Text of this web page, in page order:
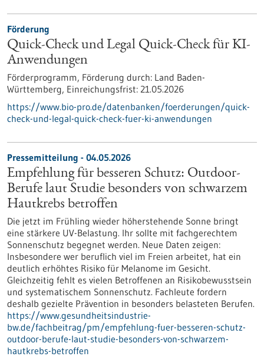
Förderung
Quick-Check und Legal Quick-Check für KI-
Anwendungen
Förderprogramm, Förderung durch: Land Baden-
Württemberg, Einreichungsfrist: 21.05.2026
https://www.bio-pro.de/datenbanken/foerderungen/quick-
check-und-legal-quick-check-fuer-ki-anwendungen
Pressemitteilung - 04.05.2026
Empfehlung für besseren Schutz: Outdoor-
Berufe laut Studie besonders von schwarzem
Hautkrebs betroffen
Die jetzt im Frühling wieder höherstehende Sonne bringt
eine stärkere UV-Belastung. Ihr sollte mit fachgerechtem
Sonnenschutz begegnet werden. Neue Daten zeigen:
Insbesondere wer beruflich viel im Freien arbeitet, hat ein
deutlich erhöhtes Risiko für Melanome im Gesicht.
Gleichzeitig fehlt es vielen Betroffenen an Risikobewusstsein
und systematischem Sonnenschutz. Fachleute fordern
deshalb gezielte Prävention in besonders belasteten Berufen.
https://www.gesundheitsindustrie-
bw.de/fachbeitrag/pm/empfehlung-fuer-besseren-schutz-
outdoor-berufe-laut-studie-besonders-von-schwarzem-
hautkrebs-betroffen